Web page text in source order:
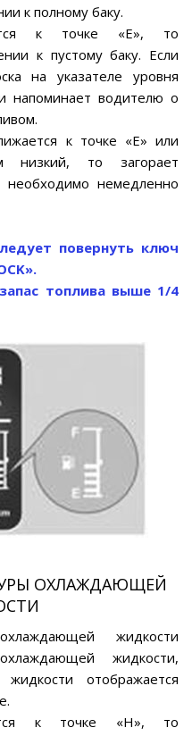
к полному баку.
к точке «Е», то
к пустому баку. Если
на указателе уровня
напоминает водителю о
к точке «Е» или
низкий, то загорает
необходимо немедленно
повернуть ключ
топлива выше 1/4
ОХЛАЖДАЮЩЕЙ
жидкости
жидкости,
отображается
к точке «Н», то